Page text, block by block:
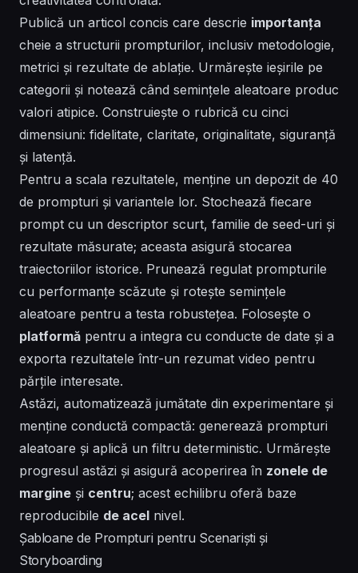
Publică un articol concis care descrie importanța
cheie a structurii prompturilor, inclusiv metodologie,
metrici și rezultate de ablație. Urmărește ieșirile pe
categorii și notează când semințele aleatoare produc
valori atipice. Construiește o rubrică cu cinci
dimensiuni: fidelitate, claritate, originalitate, siguranță
și latență.
Pentru a scala rezultatele, menține un depozit de 40
de prompturi și variantele lor. Stochează fiecare
prompt cu un descriptor scurt, familie de seed-uri și
rezultate măsurate; aceasta asigură stocarea
traiectoriilor istorice. Prunează regulat prompturile
cu performanțe scăzute și rotește semințele
aleatoare pentru a testa robustețea. Folosește o
platformă pentru a integra cu conducte de date și a
exporta rezultatele într-un rezumat video pentru
părțile interesate.
Astăzi, automatizează jumătate din experimentare și
menține conductă compactă: generează prompturi
aleatoare și aplică un filtru deterministic. Urmărește
progresul astăzi și asigură acoperirea în zonele de
margine și centru; acest echilibru oferă baze
reproducibile de acel nivel.
Șabloane de Prompturi pentru Scenariști și
Storyboarding